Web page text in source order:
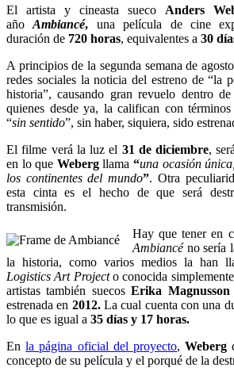
El artista y cineasta sueco Anders
añoAmbiancé, una película de cine
duración de 720 horas, equivalentes a 30
A principios de la segunda semana de
redes sociales la noticia del estreno de “la
historia”, causando gran revuelo dentro
quienes desde ya, la califican con
“sin sentido”, sin haber, siquiera, sido
El filme verá la luz el 31 de diciembre,
en lo que Webergllama“una ocasión
los continentes del mundo”. Otra
esta cinta es el hecho de que será
transmisión.
Hay que tener en
Ambiancéno sería
la historia, como varios medios la han
Logistics Art Projecto conocida
artistas también suecosErika Magnusson
estrenada en 2012.La cual cuenta con una
lo que es igual a 35 días y 17 horas.
Enla página oficial del proyecto,Weberg
concepto de su película y el porqué de la